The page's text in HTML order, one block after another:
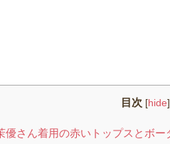
目次 [hide]
優さん着用の赤いトップスとボー